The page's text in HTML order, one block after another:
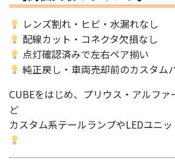
レンズ割れ・ヒビ・水漏れなし
配線カット・コネクタ欠損なし
点灯確認済みで左右ペア揃い
純正戻し・車両売却前のカスタム
CUBEをはじめ、プリウス・アルフ
ど
カスタム系テールランプやLEDユニ